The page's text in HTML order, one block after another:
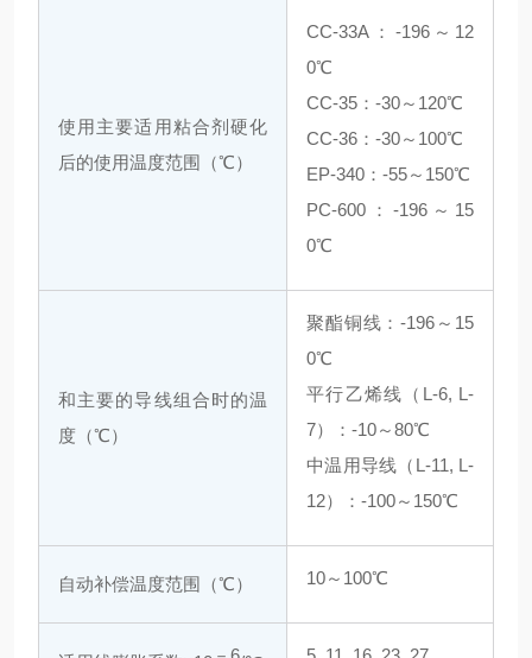
使用主要适用粘合剂硬化
后的使用温度范围（℃）
CC-33A：-196～12
0℃
CC-35：-30～120℃
CC-36：-30～100℃
EP-340：-55～150℃
PC-600：-196～15
0℃
和主要的导线组合时的温
度（℃）
聚酯铜线：-196～15
0℃
平行乙烯线（L-6, L-
7）：-10～80℃
中温用导线（L-11, L-
12）：-100～150℃
自动补偿温度范围（℃） 10～100℃